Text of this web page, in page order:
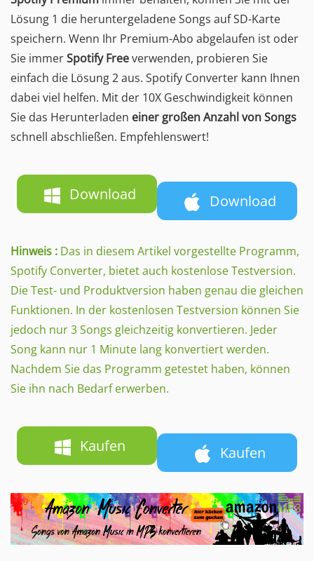
Lösung 1 die heruntergeladene Songs auf SD-Karte
speichern. Wenn Ihr Premium-Abo abgelaufen ist oder
Sie immerSpotify Freeverwenden, probieren Sie
einfach die Lösung 2 aus. Spotify Converter kann Ihnen
dabei viel helfen. Mit der 10X Geschwindigkeit können
Sie das Herunterladen einer großen Anzahl von Songs
schnell abschließen. Empfehlenswert!
Download Download
Hinweis : Das in diesem Artikel vorgestellte Programm,
Spotify Converter, bietet auch kostenlose Testversion.
Die Test- und Produktversion haben genau die gleichen
Funktionen. In der kostenlosen Testversion können Sie
jedoch nur 3 Songs gleichzeitig konvertieren. Jeder
Song kann nur 1 Minute lang konvertiert werden.
Nachdem Sie das Programm getestet haben, können
Sie ihn nach Bedarf erwerben.
Kaufen Kaufen